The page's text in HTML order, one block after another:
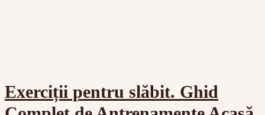
Exerciții pentru slăbit. Ghid